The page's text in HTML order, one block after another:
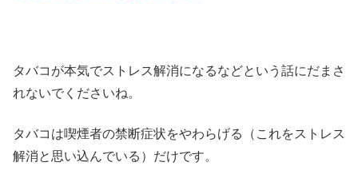
タバコが本気でストレス解消になるなどという話にだまさ
れないでくださいね。
タバコは喫煙者の禁断症状をやわらげる（これをストレス
解消と思い込んでいる）だけです。